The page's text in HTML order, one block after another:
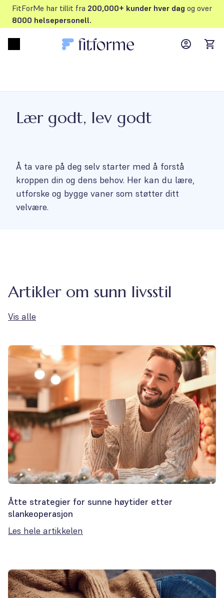
FitForMe har tillit fra 200,000+ kunder hver dag og over
8000 helsepersonell.
MyFFM
Lær godt, lev godt
Å ta vare på deg selv starter med å forstå
kroppen din og dens behov. Her kan du lære,
utforske og bygge vaner som støtter ditt
velvære.
Artikler om sunn livsstil
Vis alle
Åtte strategier for sunne høytider etter
slankeoperasjon
Les hele artikkelen